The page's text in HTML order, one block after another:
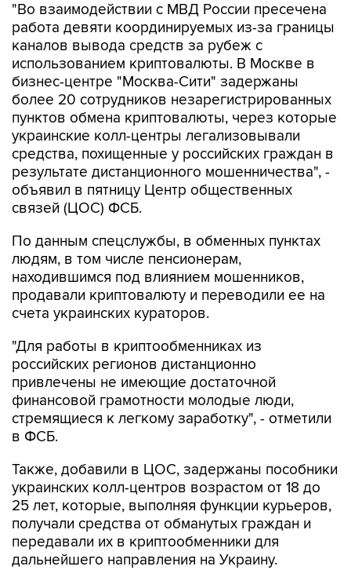
"Во взаимодействии с МВД России пресечена
работа девяти координируемых из-за границы
каналов вывода средств за рубеж с
использованием криптовалюты. В Москве в
бизнес-центре "Москва-Сити" задержаны
более 20 сотрудников незарегистрированных
пунктов обмена криптовалюты, через которые
украинские колл-центры легализовывали
средства, похищенные у российских граждан в
результате дистанционного мошенничества", -
объявил в пятницу Центр общественных
связей (ЦОС) ФСБ.
По данным спецслужбы, в обменных пунктах
людям, в том числе пенсионерам,
находившимся под влиянием мошенников,
продавали криптовалюту и переводили ее на
счета украинских кураторов.
"Для работы в криптообменниках из
российских регионов дистанционно
привлечены не имеющие достаточной
финансовой грамотности молодые люди,
стремящиеся к легкому заработку", - отметили
в ФСБ.
Также, добавили в ЦОС, задержаны пособники
украинских колл-центров возрастом от 18 до
25 лет, которые, выполняя функции курьеров,
получали средства от обманутых граждан и
передавали их в криптообменники для
дальнейшего направления на Украину.